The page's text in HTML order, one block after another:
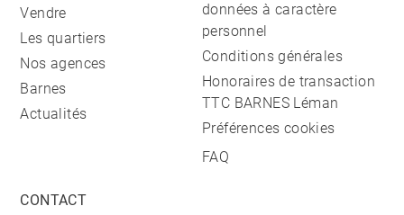
Vendre
Les quartiers
Nos agences
Barnes
Actualités
données à caractère
personnel
Conditions générales
Honoraires de transaction
TTC BARNES Léman
Préférences cookies
FAQ
CONTACT